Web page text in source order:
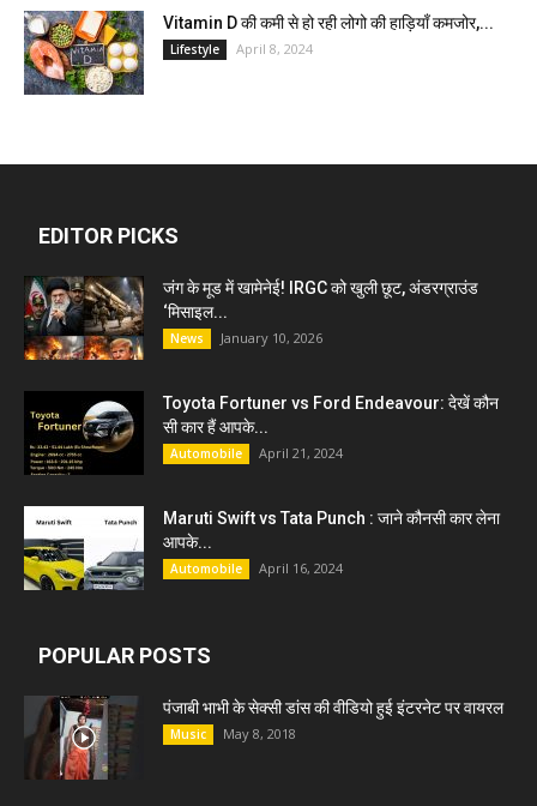
Vitamin D की कमी से हो रही लोगो की हाड़ियाँ कमजोर,...
Lifestyle April 8, 2024
EDITOR PICKS
जंग के मूड में खामेनेई! IRGC को खुली छूट, अंडरग्राउंड
‘मिसाइल...
News January 10, 2026
Toyota Fortuner vs Ford Endeavour: देखें कौन
सी कार हैं आपके...
Automobile April 21, 2024
Maruti Swift vs Tata Punch : जाने कौनसी कार लेना
आपके...
Automobile April 16, 2024
POPULAR POSTS
पंजाबी भाभी के सेक्सी डांस की वीडियो हुई इंटरनेट पर वायरल
Music May 8, 2018